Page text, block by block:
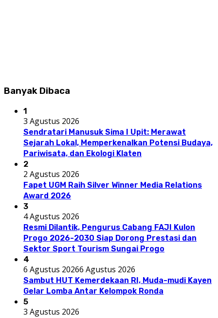
Banyak Dibaca
1
3 Agustus 2026
Sendratari Manusuk Sima I Upit: Merawat
Sejarah Lokal, Memperkenalkan Potensi Budaya,
Pariwisata, dan Ekologi Klaten
2
2 Agustus 2026
Fapet UGM Raih Silver Winner Media Relations
Award 2026
3
4 Agustus 2026
Resmi Dilantik, Pengurus Cabang FAJI Kulon
Progo 2026-2030 Siap Dorong Prestasi dan
Sektor Sport Tourism Sungai Progo
4
6 Agustus 20266 Agustus 2026
Sambut HUT Kemerdekaan RI, Muda-mudi Kayen
Gelar Lomba Antar Kelompok Ronda
5
3 Agustus 2026